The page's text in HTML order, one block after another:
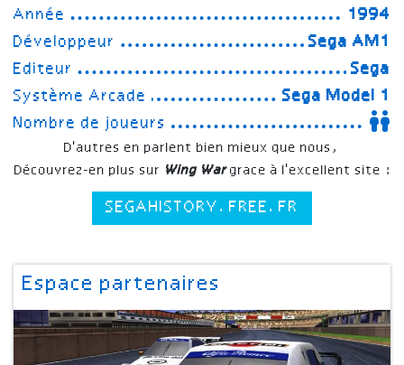
Année
1994
Développeur
Sega AM1
Editeur
Sega
Système Arcade
Sega Model 1
Nombre de joueurs
D'autres en parlent bien mieux que nous,
Découvrez-en plus sur Wing Wargrace à l'excellent site :
SEGAHISTORY.FREE.FR
Espace partenaires